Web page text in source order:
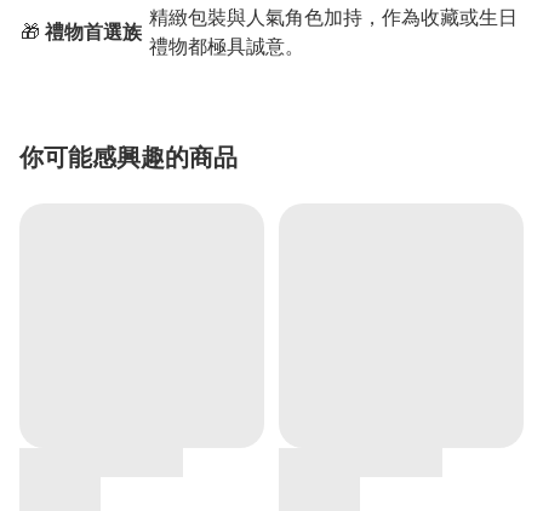
🎁 禮物首選族
精緻包裝與人氣角色加持，作為收藏或生日
禮物都極具誠意。
你可能感興趣的商品